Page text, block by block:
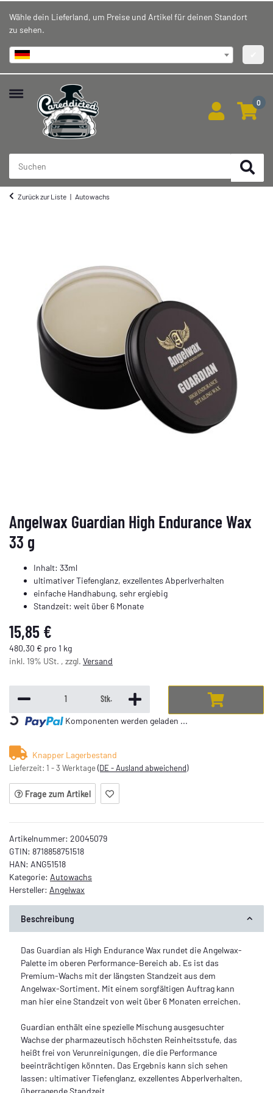
Wähle dein Lieferland, um Preise und Artikel für deinen Standort
zu sehen.
0
Zurück zur Liste Autowachs
Angelwax Guardian High Endurance Wax
33 g
Inhalt: 33ml
ultimativer Tiefenglanz, exzellentes Abperlverhalten
einfache Handhabung, sehr ergiebig
Standzeit: weit über 6 Monate
15,85 €
480,30 € pro 1 kg
inkl. 19% USt. , zzgl. Versand
Stk.
Loading... Komponenten werden geladen ...
Knapper Lagerbestand
Lieferzeit: 1 - 3 Werktage (DE - Ausland abweichend)
Frage zum Artikel
Artikelnummer: 20045079
GTIN: 8718858751518
HAN: ANG51518
Kategorie: Autowachs
Hersteller: Angelwax
Beschreibung
Das Guardian als High Endurance Wax rundet die Angelwax-
Palette im oberen Performance-Bereich ab. Es ist das
Premium-Wachs mit der längsten Standzeit aus dem
Angelwax-Sortiment. Mit einem sorgfältigen Auftrag kann
man hier eine Standzeit von weit über 6 Monaten erreichen.
Guardian enthält eine spezielle Mischung ausgesuchter
Wachse der pharmazeutisch höchsten Reinheitsstufe, das
heißt frei von Verunreinigungen, die die Performance
beeinträchtigen könnten. Das Ergebnis kann sich sehen
lassen: ultimativer Tiefenglanz, exzellentes Abperlverhalten,
überragende Standzeit.